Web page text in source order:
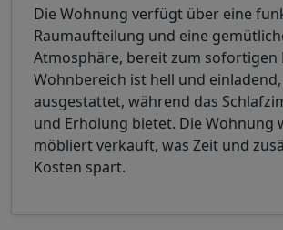
Die Wohnung verfügt über eine
Raumaufteilung und eine
Atmosphäre, bereit zum sofortigen
Wohnbereich ist hell und
ausgestattet, während das
und Erholung bietet. Die Wohnung
möbliert verkauft, was Zeit und
Kosten spart.